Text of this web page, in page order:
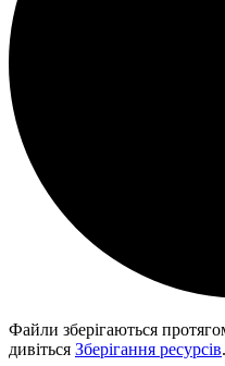
Файли зберігаються
дивіться Зберігання ресурсів.